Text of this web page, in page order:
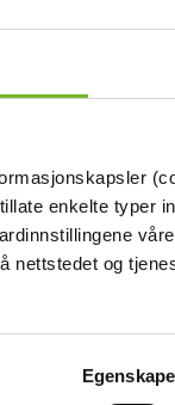
enkelte typer
nettstedet og